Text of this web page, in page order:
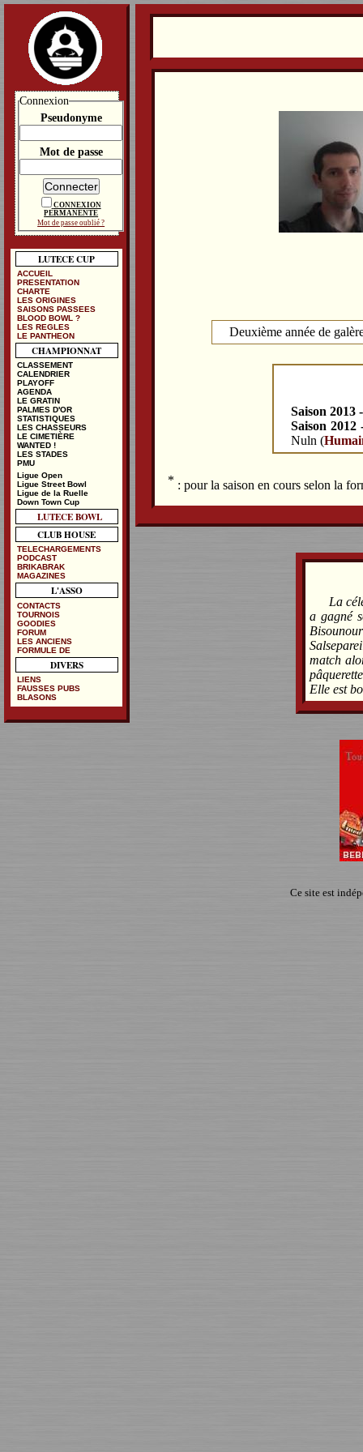
Deuxième année de
Saison 2013
Saison 2012
Nuln (
* : pour la saison en cours selon la
La
a gagné
match
Elle est
Ce site est
Connexion
Pseudonyme
Mot de passe
CONNEXION
PERMANENTE
Mot de passe oublié ?
LUTECE CUP
ACCUEIL
PRESENTATION
CHARTE
LES ORIGINES
SAISONS PASSEES
BLOOD BOWL ?
LES REGLES
LE PANTHEON
CHAMPIONNAT
CLASSEMENT
CALENDRIER
PLAYOFF
AGENDA
LE GRATIN
PALMES D'OR
STATISTIQUES
LES CHASSEURS
LE CIMETIÈRE
WANTED !
LES STADES
PMU
Ligue Open
Ligue Street Bowl
Ligue de la Ruelle
Down Town Cup
LUTECE BOWL
CLUB HOUSE
TELECHARGEMENTS
PODCAST
BRIKABRAK
MAGAZINES
L'ASSO
CONTACTS
TOURNOIS
GOODIES
FORUM
LES ANCIENS
FORMULE DE
DIVERS
LIENS
FAUSSES PUBS
BLASONS